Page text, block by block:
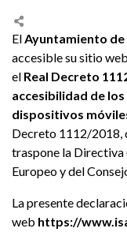
ElAyuntamiento de
accesible su sitio
el Real Decreto
accesibilidad de
dispositivos
Decreto 1112/2018,
traspone la
Europeo y del
La presente
web https://